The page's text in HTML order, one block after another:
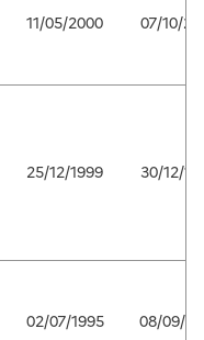
11/05/2000 07/10/
25/12/1999 30/12/
02/07/1995 08/09/